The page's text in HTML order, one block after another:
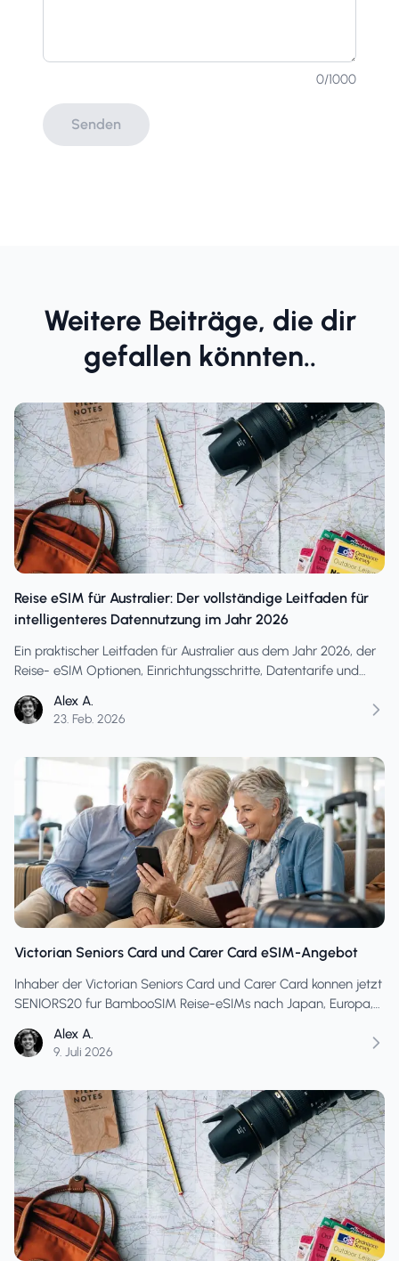
0/1000
Senden
Weitere Beiträge, die dir
gefallen könnten..
Reise eSIM für Australier: Der vollständige Leitfaden für
intelligenteres Datennutzung im Jahr 2026
Ein praktischer Leitfaden für Australier aus dem Jahr 2026, der
Reise- eSIM Optionen, Einrichtungsschritte, Datentarife und
vernetzt sind und böse Überraschungen auf der Rechnung
vermeiden.
Alex A.
23. Feb. 2026
Victorian Seniors Card und Carer Card eSIM-Angebot
Inhaber der Victorian Seniors Card und Carer Card konnen jetzt
SENIORS20 fur BambooSIM Reise-eSIMs nach Japan, Europa,
Alex A.
9. Juli 2026